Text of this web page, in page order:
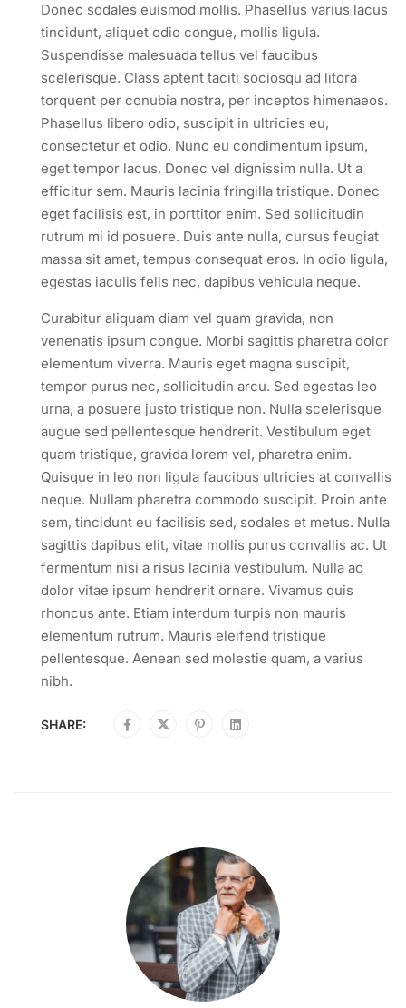
Donec sodales euismod mollis. Phasellus varius lacus
tincidunt, aliquet odio congue, mollis ligula.
Suspendisse malesuada tellus vel faucibus
scelerisque. Class aptent taciti sociosqu ad litora
torquent per conubia nostra, per inceptos himenaeos.
Phasellus libero odio, suscipit in ultricies eu,
consectetur et odio. Nunc eu condimentum ipsum,
eget tempor lacus. Donec vel dignissim nulla. Ut a
efficitur sem. Mauris lacinia fringilla tristique. Donec
eget facilisis est, in porttitor enim. Sed sollicitudin
rutrum mi id posuere. Duis ante nulla, cursus feugiat
massa sit amet, tempus consequat eros. In odio ligula,
egestas iaculis felis nec, dapibus vehicula neque.
Curabitur aliquam diam vel quam gravida, non
venenatis ipsum congue. Morbi sagittis pharetra dolor
elementum viverra. Mauris eget magna suscipit,
tempor purus nec, sollicitudin arcu. Sed egestas leo
urna, a posuere justo tristique non. Nulla scelerisque
augue sed pellentesque hendrerit. Vestibulum eget
quam tristique, gravida lorem vel, pharetra enim.
Quisque in leo non ligula faucibus ultricies at convallis
neque. Nullam pharetra commodo suscipit. Proin ante
sem, tincidunt eu facilisis sed, sodales et metus. Nulla
sagittis dapibus elit, vitae mollis purus convallis ac. Ut
fermentum nisi a risus lacinia vestibulum. Nulla ac
dolor vitae ipsum hendrerit ornare. Vivamus quis
rhoncus ante. Etiam interdum turpis non mauris
elementum rutrum. Mauris eleifend tristique
pellentesque. Aenean sed molestie quam, a varius
nibh.
SHARE: